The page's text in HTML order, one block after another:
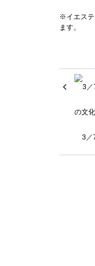
※イエステ
ます。
3／